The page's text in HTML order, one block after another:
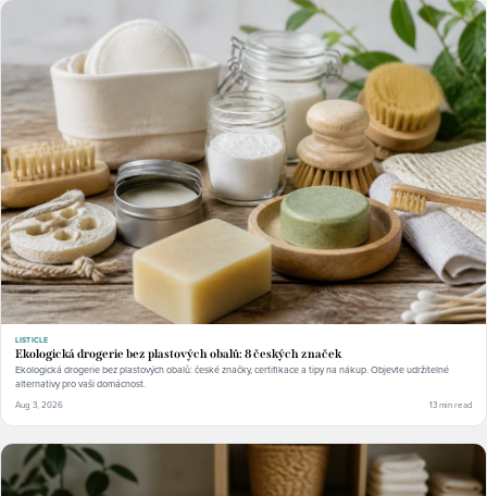
LISTICLE
Ekologická drogerie bez plastových obalů: 8 českých značek
Ekologická drogerie bez plastových obalů: české značky, certifikace a tipy na nákup. Objevte udržitelné
alternativy pro vaši domácnost.
Aug 3, 2026 13 min read